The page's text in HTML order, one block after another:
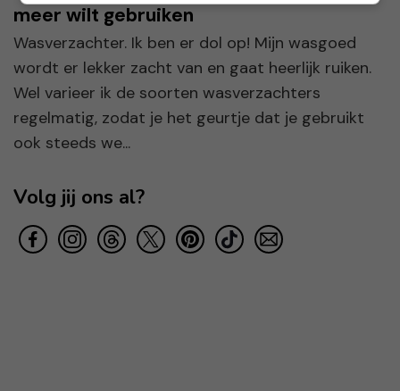
meer wilt gebruiken
Wasverzachter. Ik ben er dol op! Mijn wasgoed
wordt er lekker zacht van en gaat heerlijk ruiken.
Wel varieer ik de soorten wasverzachters
regelmatig, zodat je het geurtje dat je gebruikt
ook steeds we...
Volg jij ons al?